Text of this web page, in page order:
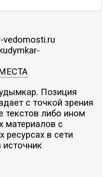
vedomosti.ru
Позиция
с точкой зрения
текстов либо ином
материалов с
ресурсах в сети
источник